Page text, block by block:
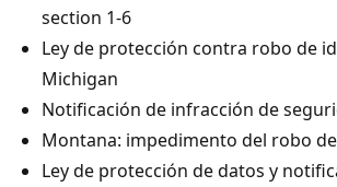
section 1-6
Ley de protección contra robo de
Michigan
Notificación de infracción de
Montana: impedimento del robo
Ley de protección de datos y